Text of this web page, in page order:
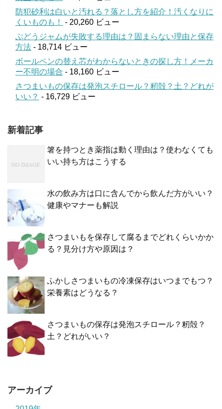
防犯砂利は白いと汚れる？落とし方を紹介！汚くなりに
くいものも！
- 20,260 ビュー
ぶどうジャムが失敗する理由は？固まらない理由と保存
方法 - 18,714 ビュー
ボールペンの替え芯がわからないときの探し方！メーカ
ー不明の場合 - 18,160 ビュー
さつまいもの保存は発泡スチロール？籾殻？土？どれが
いい？ - 16,729 ビュー
新着記事
箸を持つとき薬指は動く理由は？使わなくても
いい持ち方はこうする
水の飲み方は口に含んでから飲んだ方がいい？
健康やマナーも解説
さつまいもを保存して腐るまでどれくらいかか
る？見分け方や原因は？
ふかしさつまいもの冷凍保存はいつまでもつ？
栄養素はどうなる？
さつまいもの保存は発泡スチロール？籾殻？
土？どれがいい？
アーカイブ